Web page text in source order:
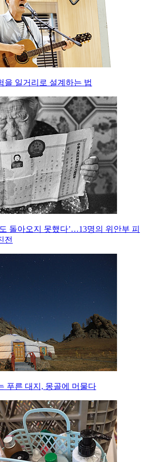
을 일거리로 설계하는 법
돌아오지 못했다’…13명의 위안부 피
전
푸른 대지, 몽골에 머물다